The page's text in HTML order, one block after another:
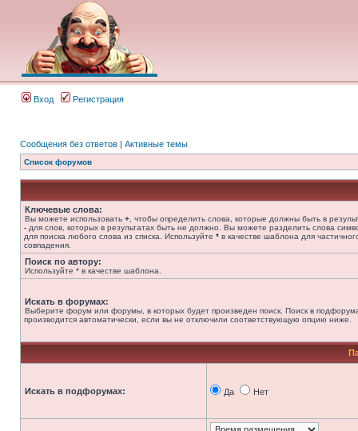
Вход Регистрация
Сообщения без ответов | Активные темы
Список форумов
Ключевые слова:
Вы можете использовать + , чтобы определить слова, которые должны быть в
- для слов, которых в результатах быть не должно. Вы можете разделить слова
для поиска любого слова из списка. Используйте * в качестве шаблона для
совпадения.
Поиск по автору:
Используйте * в качестве шаблона.
Искать в форумах:
Выберите форум или форумы, в которых будет произведен поиск. Поиск в
производится автоматически, если вы не отключили соответствующую опцию ниже.
Искать в подфорумах: Да Нет